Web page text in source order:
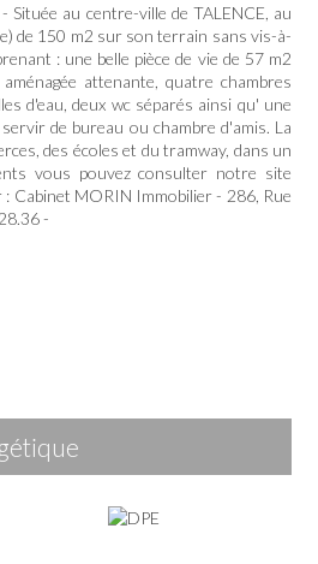
au centre-ville de TALENCE, au
de 150 m2 sur son terrain sans vis-à-
: une belle pièce de vie de 57 m2
attenante, quatre chambres
d'eau, deux wc séparés ainsi qu' une
de bureau ou chambre d'amis. La
des écoles et du tramway, dans un
vous pouvez consulter notre site
Cabinet MORIN Immobilier - 286, Rue
-